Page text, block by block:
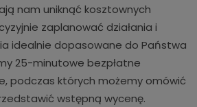
nam uniknąć kosztownych
zaplanować działania i
idealnie dopasowane do Państwa
25-minutowe bezpłatne
podczas których możemy omówić
wstępną wycenę.